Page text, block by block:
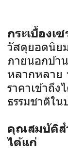
กระเบื้องเ
วัสดุยอดนิย
ภายนอกบ้า
หลากหลาย
ราคาเข้าถึง
ธรรมชาติใ
คุณสมบัติส
ได้แก่